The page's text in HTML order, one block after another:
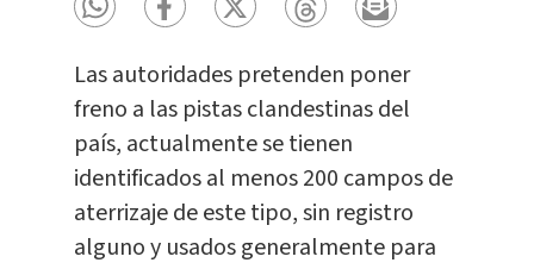
Las autoridades pretenden poner
freno a las pistas clandestinas del
país, actualmente se tienen
identificados al menos 200 campos de
aterrizaje de este tipo, sin registro
alguno y usados generalmente para